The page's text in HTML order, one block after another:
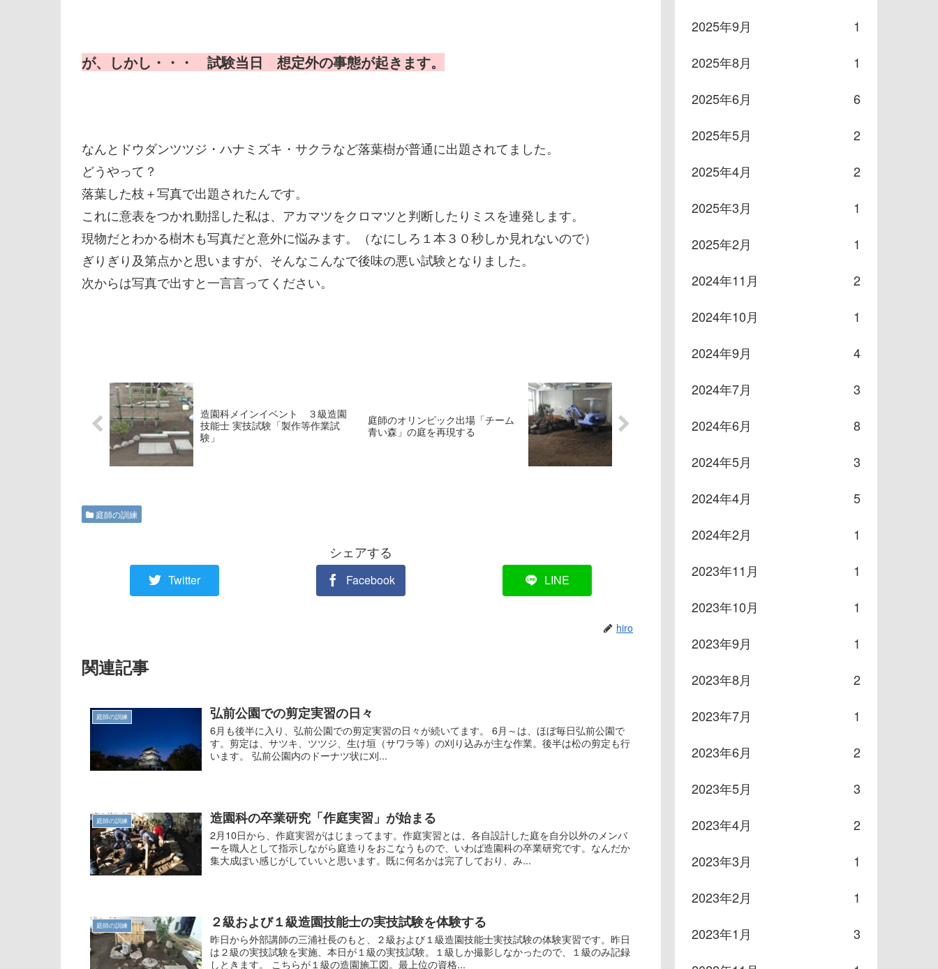
が、しかし ・・・ 試験当日 想定外の事態が起きます。
なんとドウダンツツジ・ハナミズキ・サクラなど落葉樹が普通に出題されてました。
どうやって？
落葉した枝＋写真で出題されたんです。
これに意表をつかれ動揺した私は、アカマツをクロマツと判断したりミスを連発します。
現物だとわかる樹木も写真だと意外に悩みます。（なにしろ１本３０秒しか見れないので）
ぎりぎり及第点かと思いますが、そんなこんなで後味の悪い試験となりました。
次からは写真で出すと一言言ってください。
造園科メインイベント ３級造園
技能士 実技試験「製作等作業試
験」
庭師のオリンピック出場「チーム
青い森」の庭を再現する
庭師の訓練
シェアする
Twitter Facebook LINE
hiro
関連記事
庭師の訓練 弘前公園での剪定実習の日々
6月も後半に入り、弘前公園での剪定実習の日々が続いてます。 6月～は、ほぼ毎日弘前公園で
す。剪定は、サツキ、ツツジ、生け垣（サワラ等）の刈り込みが主な作業。後半は松の剪定も行
います。 弘前公園内のドーナツ状に刈...
庭師の訓練 造園科の卒業研究「作庭実習」が始まる
2月10日から、作庭実習がはじまってます。作庭実習とは、各自設計した庭を自分以外のメンバ
ーを職人として指示しながら庭造りをおこなうもので、いわば造園科の卒業研究です。なんだか
集大成ぽい感じがしていいと思います。既に何名かは完了しており、み...
庭師の訓練 ２級および１級造園技能士の実技試験を体験する
昨日から外部講師の三浦社長のもと、２級および１級造園技能士実技試験の体験実習です。昨日
は２級の実技試験を実施、本日が１級の実技試験。１級しか撮影しなかったので、１級のみ記録
しときます。 こちらが１級の造園施工図。最上位の資格...
2025年9月
1
2025年8月
1
2025年6月
6
2025年5月
2
2025年4月
2
2025年3月
1
2025年2月
1
2024年11月
2
2024年10月
1
2024年9月
4
2024年7月
3
2024年6月
8
2024年5月
3
2024年4月
5
2024年2月
1
2023年11月
1
2023年10月
1
2023年9月
1
2023年8月
2
2023年7月
1
2023年6月
2
2023年5月
3
2023年4月
2
2023年3月
1
2023年2月
1
2023年1月
3